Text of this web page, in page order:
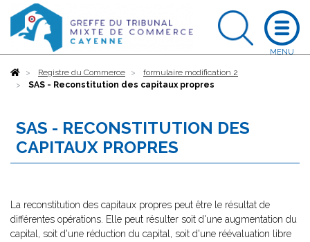
AccueilRegistre du Commerce
formulaire modification 2
SAS - Reconstitution des capitaux propres
SAS - RECONSTITUTION DES
CAPITAUX PROPRES
La reconstitution des capitaux propres peut être le résultat de
différentes opérations. Elle peut résulter soit d'une augmentation du
capital, soit d'une réduction du capital, soit d'une réévaluation libre